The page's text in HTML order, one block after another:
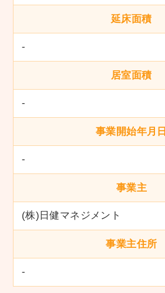
延床面積
-
居室面積
-
事業開始年月日
-
事業主
(株)日健マネジメント
事業主住所
-